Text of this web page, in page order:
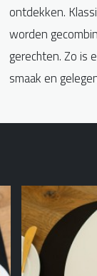
ontdekken.
worden
gerechten. Zo is
smaak en